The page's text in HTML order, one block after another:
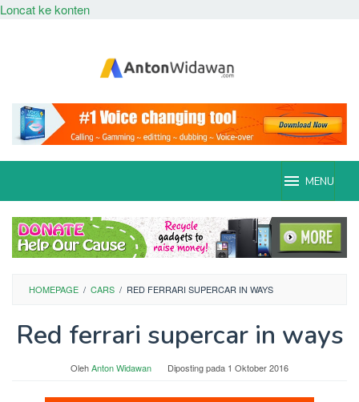
Loncat ke konten
MENU
HOMEPAGE / CARS / RED FERRARI SUPERCAR IN WAYS
Red ferrari supercar in ways
OlehAnton Widawan Diposting pada 1 Oktober 2016